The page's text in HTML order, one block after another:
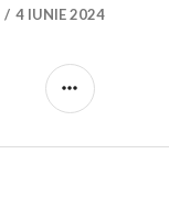
4 IUNIE 2024
BARĂ